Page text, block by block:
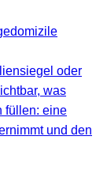
oder
was
füllen: eine
und den